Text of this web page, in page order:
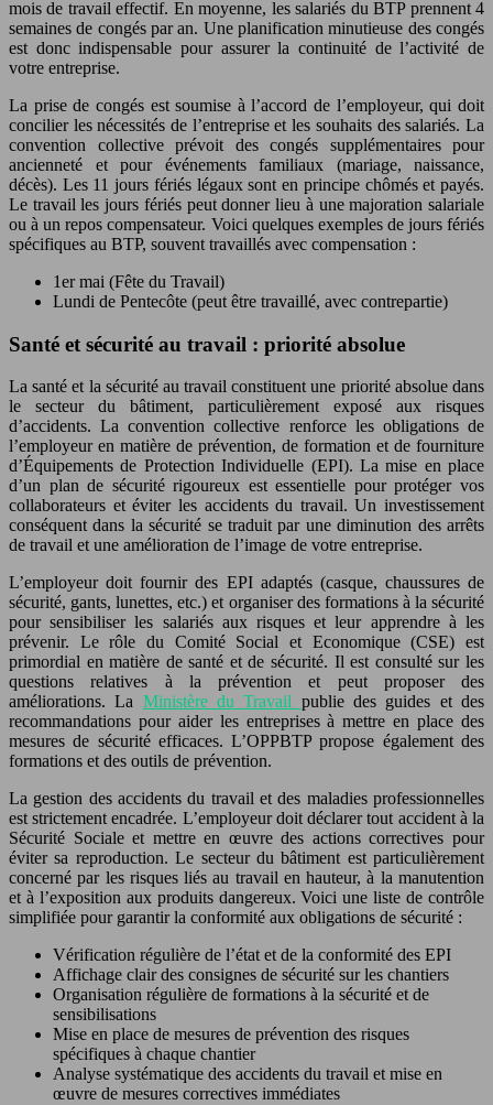
mois de travail effectif. En moyenne, les salariés du BTP prennent 4
semaines de congés par an. Une planification minutieuse des congés
est donc indispensable pour assurer la continuité de l’activité de
votre entreprise.
La prise de congés est soumise à l’accord de l’employeur, qui doit
concilier les nécessités de l’entreprise et les souhaits des salariés. La
convention collective prévoit des congés supplémentaires pour
ancienneté et pour événements familiaux (mariage, naissance,
décès). Les 11 jours fériés légaux sont en principe chômés et payés.
Le travail les jours fériés peut donner lieu à une majoration salariale
ou à un repos compensateur. Voici quelques exemples de jours fériés
spécifiques au BTP, souvent travaillés avec compensation :
1er mai (Fête du Travail)
Lundi de Pentecôte (peut être travaillé, avec contrepartie)
Santé et sécurité au travail : priorité absolue
La santé et la sécurité au travail constituent une priorité absolue dans
le secteur du bâtiment, particulièrement exposé aux risques
d’accidents. La convention collective renforce les obligations de
l’employeur en matière de prévention, de formation et de fourniture
d’Équipements de Protection Individuelle (EPI). La mise en place
d’un plan de sécurité rigoureux est essentielle pour protéger vos
collaborateurs et éviter les accidents du travail. Un investissement
conséquent dans la sécurité se traduit par une diminution des arrêts
de travail et une amélioration de l’image de votre entreprise.
L’employeur doit fournir des EPI adaptés (casque, chaussures de
sécurité, gants, lunettes, etc.) et organiser des formations à la sécurité
pour sensibiliser les salariés aux risques et leur apprendre à les
prévenir. Le rôle du Comité Social et Economique (CSE) est
primordial en matière de santé et de sécurité. Il est consulté sur les
questions relatives à la prévention et peut proposer des
améliorations. La Ministère du Travail publie des guides et des
recommandations pour aider les entreprises à mettre en place des
mesures de sécurité efficaces. L’OPPBTP propose également des
formations et des outils de prévention.
La gestion des accidents du travail et des maladies professionnelles
est strictement encadrée. L’employeur doit déclarer tout accident à la
Sécurité Sociale et mettre en œuvre des actions correctives pour
éviter sa reproduction. Le secteur du bâtiment est particulièrement
concerné par les risques liés au travail en hauteur, à la manutention
et à l’exposition aux produits dangereux. Voici une liste de contrôle
simplifiée pour garantir la conformité aux obligations de sécurité :
Vérification régulière de l’état et de la conformité des EPI
Affichage clair des consignes de sécurité sur les chantiers
Organisation régulière de formations à la sécurité et de
sensibilisations
Mise en place de mesures de prévention des risques
spécifiques à chaque chantier
Analyse systématique des accidents du travail et mise en
œuvre de mesures correctives immédiates